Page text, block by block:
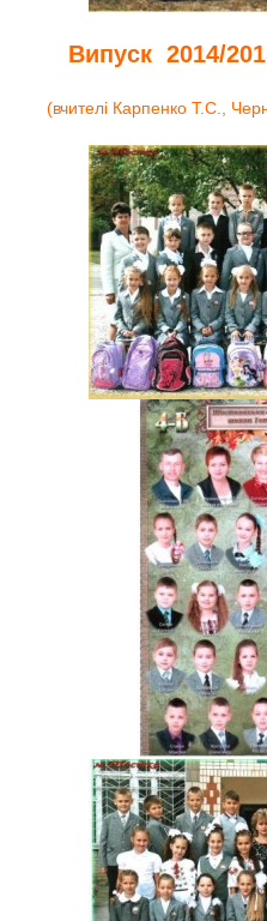
Випуск 2014/
(вчителі Карпенко Т.С.,